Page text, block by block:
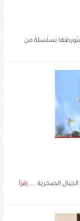
بتورطها بسلسلة من
الصخرية ..... إقرأ